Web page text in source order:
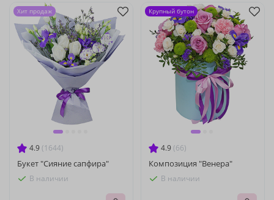
4.9 (1644)
Букет "Сияние сапфира"
В наличии
Хит продаж
4.9 (66)
Композиция "Венера"
В наличии
Крупный бутон